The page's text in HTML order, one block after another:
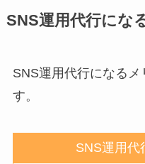
SNS運用代行にな
SNS運用代行になる
す。
SNS運用代